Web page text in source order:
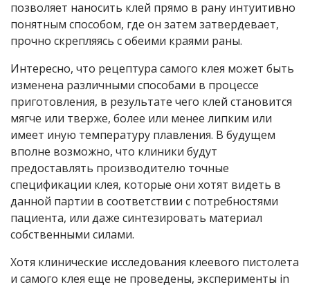
позволяет наносить клей прямо в рану интуитивно
понятным способом, где он затем затвердевает,
прочно скрепляясь с обеими краями раны.
Интересно, что рецептура самого клея может быть
изменена различными способами в процессе
приготовления, в результате чего клей становится
мягче или тверже, более или менее липким или
имеет иную температуру плавления. В будущем
вполне возможно, что клиники будут
предоставлять производителю точные
спецификации клея, которые они хотят видеть в
данной партии в соответствии с потребностями
пациента, или даже синтезировать материал
собственными силами.
Хотя клинические исследования клеевого пистолета
и самого клея еще не проведены, эксперименты in